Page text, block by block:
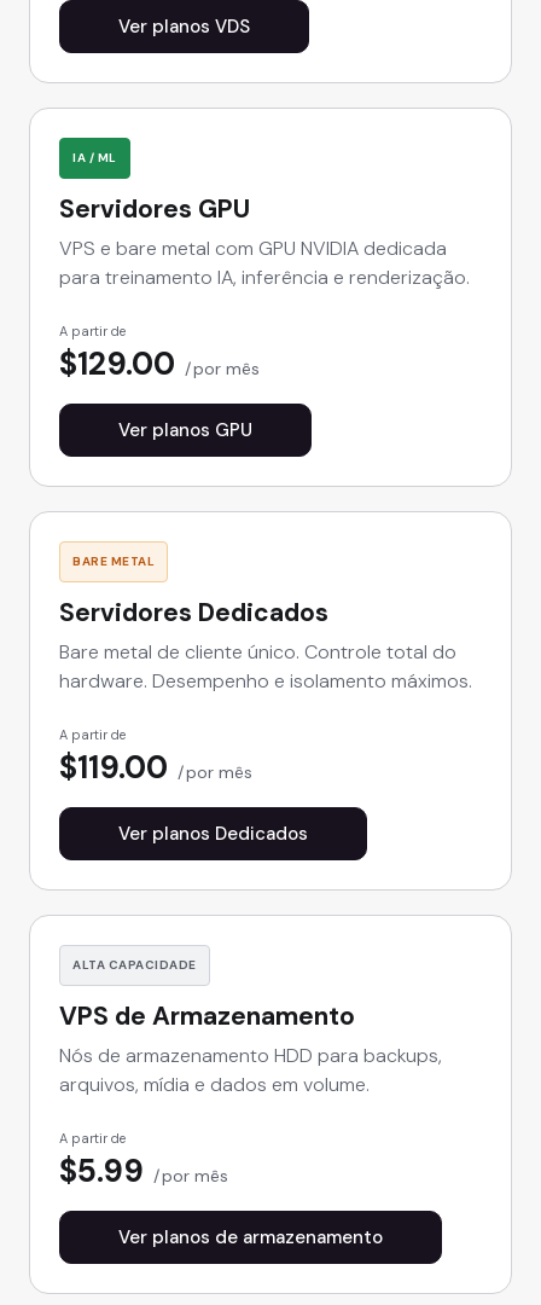
Ver planos VDS
IA / ML
Servidores GPU
VPS e bare metal com GPU NVIDIA dedicada
para treinamento IA, inferência e renderização.
A partir de
$129.00 por mês
Ver planos GPU
BARE METAL
Servidores Dedicados
Bare metal de cliente único. Controle total do
hardware. Desempenho e isolamento máximos.
A partir de
$119.00 por mês
Ver planos Dedicados
ALTA CAPACIDADE
VPS de Armazenamento
Nós de armazenamento HDD para backups,
arquivos, mídia e dados em volume.
A partir de
$5.99 por mês
Ver planos de armazenamento